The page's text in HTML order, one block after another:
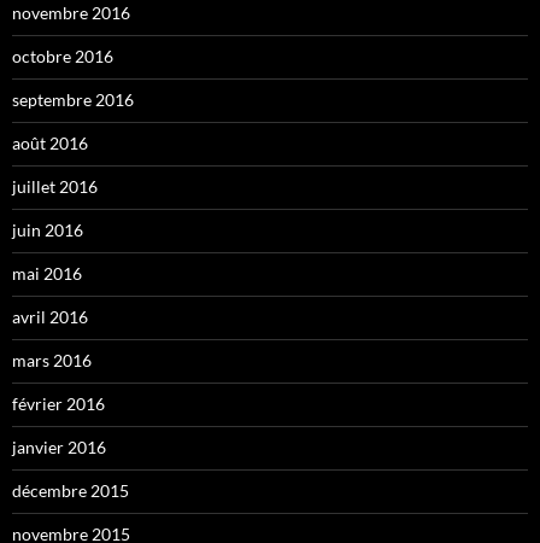
novembre 2016
octobre 2016
septembre 2016
août 2016
juillet 2016
juin 2016
mai 2016
avril 2016
mars 2016
février 2016
janvier 2016
décembre 2015
novembre 2015